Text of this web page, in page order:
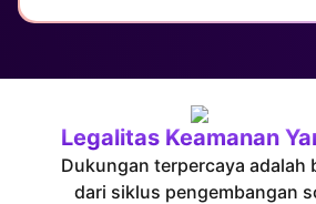
Legalitas Keamanan
Dukungan terpercaya adalah
dari siklus pengembangan